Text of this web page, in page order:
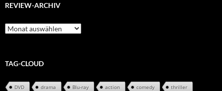
REVIEW-ARCHIV
Review-
Archiv
TAG-CLOUD
DVD drama Blu-ray action comedy thriller